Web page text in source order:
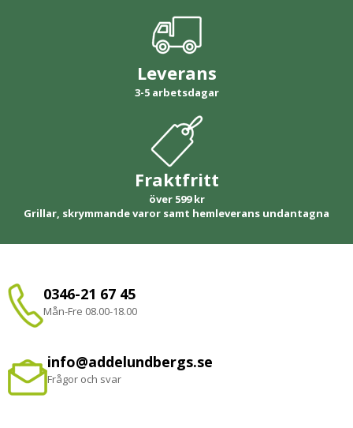
Leverans
3-5 arbetsdagar
Fraktfritt
över 599 kr
Grillar, skrymmande varor samt hemleverans undantagna
0346-21 67 45
Mån-Fre 08.00-18.00
info@addelundbergs.se
Frågor och svar